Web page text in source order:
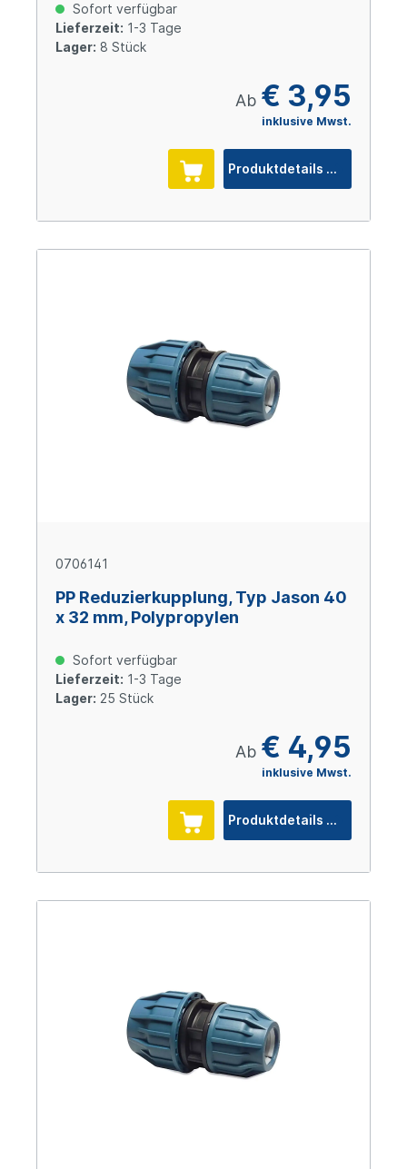
Sofort verfügbar
Lieferzeit: 1-3 Tage
Lager: 8 Stück
Ab € 3,95
inklusive Mwst.
Produktdetails
0706141
PP Reduzierkupplung, Typ Jason 40
x 32 mm, Polypropylen
Sofort verfügbar
Lieferzeit: 1-3 Tage
Lager: 25 Stück
Ab € 4,95
inklusive Mwst.
Produktdetails